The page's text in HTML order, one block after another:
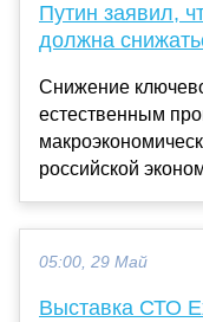
Путин заявил,
должна
Снижение
естественным
российской
05:00, 29 Май
Выставка СТО